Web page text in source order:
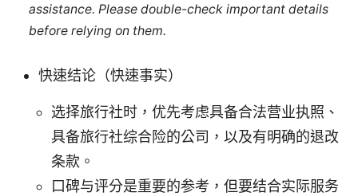
assistance. Please double-check important details
before relying on them.
快速结论（快速事实）
选择旅行社时，优先考虑具备合法营业执照、
具备旅行社综合险的公司，以及有明确的退改
条款。
口碑与评分是重要的参考，但要结合实际服务